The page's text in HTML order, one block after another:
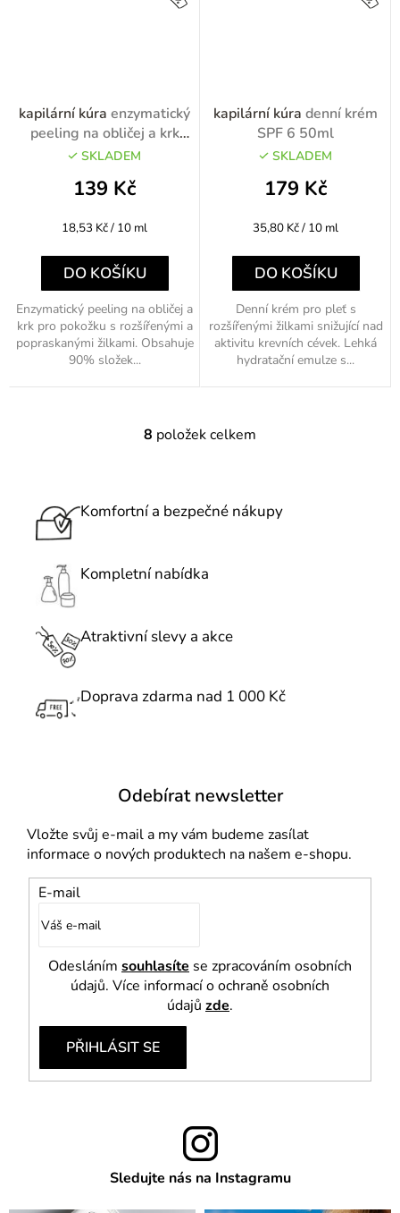
kapilární kúra enzymatický
peeling na obličej a krk
75ml
SKLADEM
139 Kč
Měrná
18,53 Kč / 10 ml
DO KOŠÍKU
Enzymatický peeling na obličej a
krk pro pokožku s rozšířenými a
popraskanými žilkami. Obsahuje
90% složek...
kapilární kúra denní krém
SPF 6 50ml
SKLADEM
179 Kč
Měrná
35,80 Kč / 10 ml
DO KOŠÍKU
Denní krém pro pleť s
rozšířenými žilkami snižující nad
aktivitu krevních cévek. Lehká
hydratační emulze s...
O
á
c
r
y
i
s
u
8 položek celkem
Komfortní a bezpečné nákupy
Kompletní nabídka
Atraktivní slevy a akce
Doprava zdarma nad 1 000 Kč
Odebírat newsletter
Vložte svůj e-mail a my vám budeme zasílat
informace o nových produktech na našem e-shopu.
E-mail
Odesláním souhlasíte se zpracováním osobních
údajů. Více informací o ochraně osobních
údajů zde.
PŘIHLÁSIT SE
Sledujte nás na Instagramu